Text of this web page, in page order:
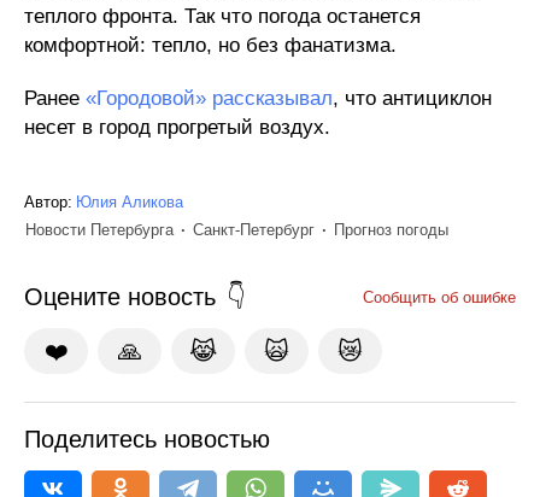
теплого фронта. Так что погода останется
комфортной: тепло, но без фанатизма.
Ранее «Городовой» рассказывал, что антициклон
несет в город прогретый воздух.
Автор: Юлия Аликова
Новости Петербурга
Санкт-Петербург Прогноз погоды
Оцените новость Сообщить об ошибке
❤️ 🙏 😹 🙀 😿
Поделитесь новостью